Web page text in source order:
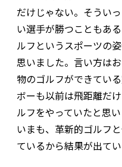
だけじゃない。そうい
い選手が勝つこともあ
ルフというスポーツの
思いました。言い方は
物のゴルフができてい
ボーも以前は飛距離だ
ルフをやっていたと思
いまも、革新的ゴルフ
ているから結果が出てい